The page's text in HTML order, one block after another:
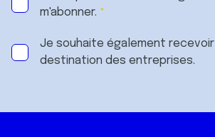
m'abonner.
Je souhaite également
destination des entreprises.